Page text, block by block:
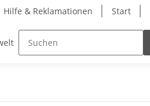
Hilfe & Reklamationen Start